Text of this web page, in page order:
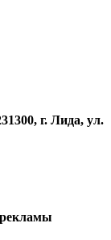
г. Лида, ул.